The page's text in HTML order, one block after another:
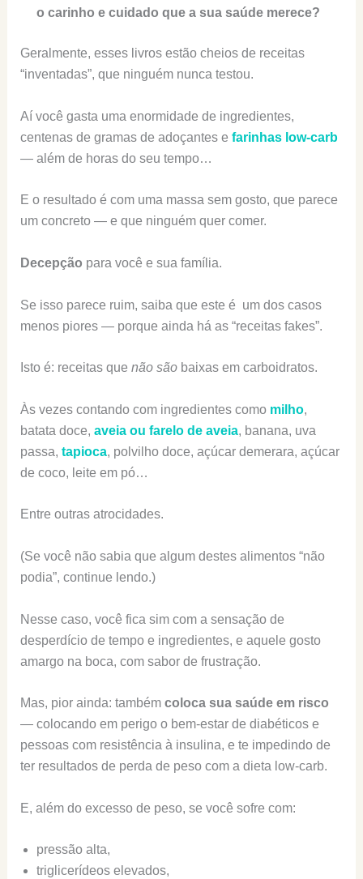
o carinho e cuidado que a sua saúde merece?
Geralmente, esses livros estão cheios de receitas
“inventadas”, que ninguém nunca testou.
Aí você gasta uma enormidade de ingredientes,
centenas de gramas de adoçantes e farinhas low-carb
— além de horas do seu tempo…
E o resultado é com uma massa sem gosto, que parece
um concreto — e que ninguém quer comer.
Decepção para você e sua família.
Se isso parece ruim, saiba que este é um dos casos
menos piores — porque ainda há as “receitas fakes”.
Isto é: receitas que não sãobaixas em carboidratos.
Às vezes contando com ingredientes como milho,
batata doce, aveia ou farelo de aveia, banana, uva
passa, tapioca, polvilho doce, açúcar demerara, açúcar
de coco, leite em pó…
Entre outras atrocidades.
(Se você não sabia que algum destes alimentos “não
podia”, continue lendo.)
Nesse caso, você fica sim com a sensação de
desperdício de tempo e ingredientes, e aquele gosto
amargo na boca, com sabor de frustração.
Mas, pior ainda: tambémcoloca sua saúde em risco
— colocando em perigo o bem-estar de diabéticos e
pessoas com resistência à insulina, e te impedindo de
ter resultados de perda de peso com a dieta low-carb.
E, além do excesso de peso, se você sofre com:
pressão alta,
triglicerídeos elevados,